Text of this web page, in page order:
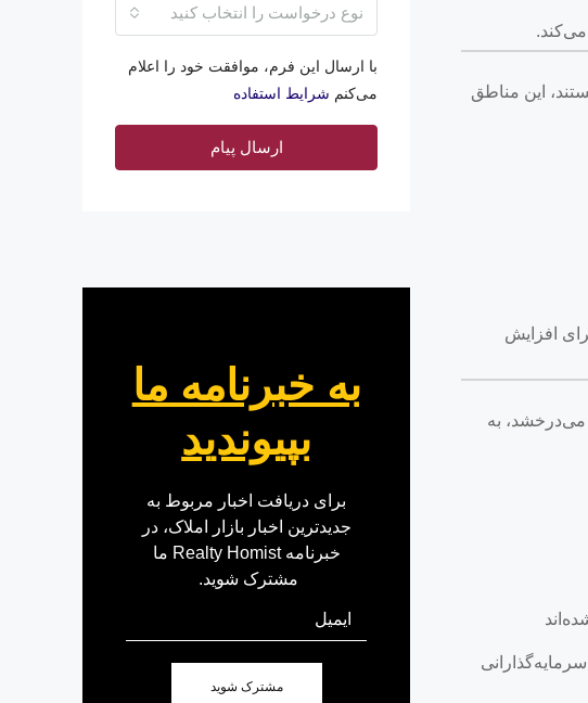
این مناطق
برای افزایش
می‌درخشد، به
نوع درخواست را انتخاب کنید
با ارسال این فرم، موافقت خود را اعلام
می‌کنم شرایط استفاده
ارسال پیام
به خبرنامه ما
بپیوندید
برای دریافت اخبار مربوط به
جدیدترین اخبار بازار املاک، در
خبرنامه Realty Homist ما
مشترک شوید.
مشترک شوید